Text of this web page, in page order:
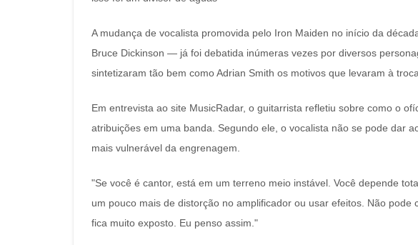
A mudança de vocalista promovida pelo Iron Maiden no início da
Bruce Dickinson — já foi debatida inúmeras vezes por diversos
sintetizaram tão bem como Adrian Smith os motivos que levaram à troca.
Em entrevista ao site MusicRadar, o guitarrista refletiu sobre como o
atribuições em uma banda. Segundo ele, o vocalista não se pode dar
mais vulnerável da engrenagem.
"Se você é cantor, está em um terreno meio instável. Você depende
um pouco mais de distorção no amplificador ou usar efeitos. Não pode
fica muito exposto. Eu penso assim."